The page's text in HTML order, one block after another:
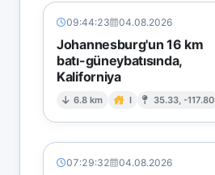
09:44:23 04.08.2026
Johannesburg'un 16 km
batı-güneybatısında,
Kaliforniya
6.8 km I 35.33, -117.80
07:29:32 04.08.2026